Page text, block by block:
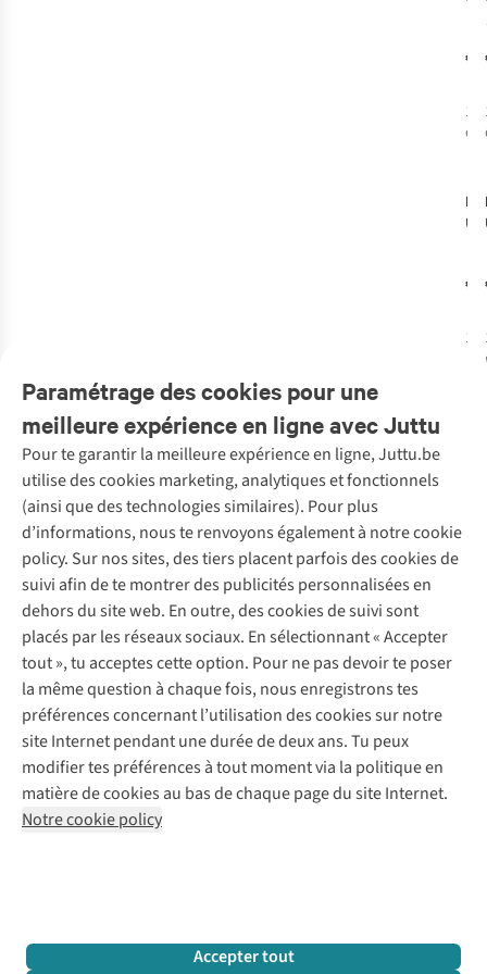
1
1
Paramétrage des cookies pour une
meilleure expérience en ligne avec Juttu
Pour te garantir la meilleure expérience en ligne, Juttu.be
utilise des cookies marketing, analytiques et fonctionnels
(ainsi que des technologies similaires). Pour plus
d’informations, nous te renvoyons également à notre cookie
policy. Sur nos sites, des tiers placent parfois des cookies de
suivi afin de te montrer des publicités personnalisées en
dehors du site web. En outre, des cookies de suivi sont
placés par les réseaux sociaux. En sélectionnant « Accepter
tout », tu acceptes cette option. Pour ne pas devoir te poser
la même question à chaque fois, nous enregistrons tes
préférences concernant l’utilisation des cookies sur notre
site Internet pendant une durée de deux ans. Tu peux
modifier tes préférences à tout moment via la politique en
matière de cookies au bas de chaque page du site Internet.
Notre cookie policy
Accepter tout
Service client
Questions fréquentes
Commander
Payer
10 % réduction étudiants
Klarna : post-paiement
Livraison
Retourner
Rétractation d'une commande
Garantie
Contact
Nos services
Vintage - ReJUsed
Atelier de couture
Personal shopping
Boîte à vêtements
Événements / ateliers
Juttu
Qui sommes-nous ?
Juttu Friends
Inspiration
Travailler chez Juttu
Nos magasins
Le monde de Juttu
Entrepreneuriat responsable
Déclaration d’accessibilité
Abonne-toi à la newsletter
Suivez-nous
+32 (0)3 828 30 15 team@juttu.be